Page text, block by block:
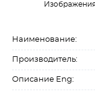
Наименование:
Производитель:
Описание Eng: